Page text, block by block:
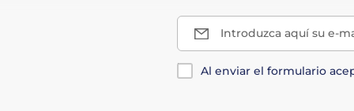
Introduzca aquí su e-
Al enviar el formulario